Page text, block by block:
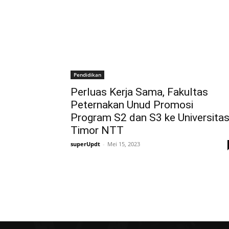
Pendidikan
Perluas Kerja Sama, Fakultas
Peternakan Unud Promosi
Program S2 dan S3 ke Universitas
Timor NTT
superUpdt - Mei 15, 2023